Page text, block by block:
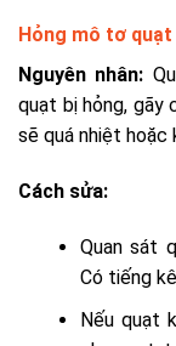
Hỏng mô tơ
Nguyên nhân:
quạt bị hỏng, gãy
sẽ quá nhiệt
Cách sửa:
Quan sát
Có tiếng
Nếu quạt